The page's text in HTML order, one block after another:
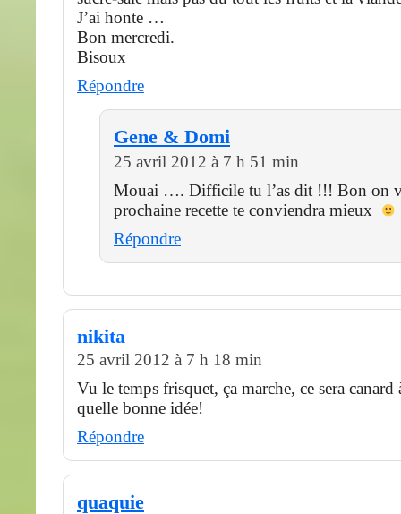
J’ai honte …
Bon mercredi.
Bisoux
Répondre
Gene & Domi
25 avril 2012 à 7 h 51 min
Mouai …. Difficile tu l’as dit !!! Bon on
prochaine recette te conviendra mieux
Répondre
nikita
25 avril 2012 à 7 h 18 min
Vu le temps frisquet, ça marche, ce sera canard
quelle bonne idée!
Répondre
quaquie